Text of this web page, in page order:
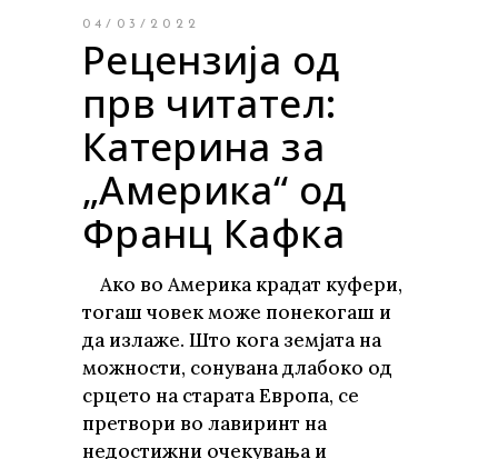
04/03/2022
Рецензија од
прв читател:
Катерина за
„Америка“ од
Франц Кафка
Ако во Америка крадат куфери,
тогаш човек може понекогаш и
да излаже. Што кога земјата на
можности, сонувана длабоко од
срцето на старата Европа, се
претвори во лавиринт на
недостижни очекувања и